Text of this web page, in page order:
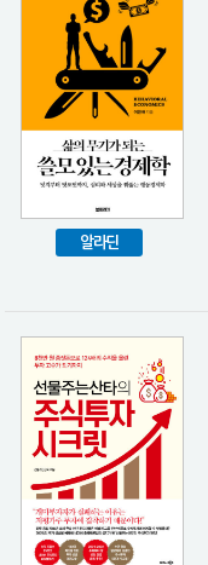
알라딘